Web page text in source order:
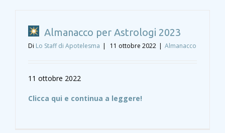
Almanacco per Astrologi 2023
Di Lo Staff di Apotelesma | 11 ottobre 2022 | Almanacco
11 ottobre 2022
Clicca qui e continua a leggere!